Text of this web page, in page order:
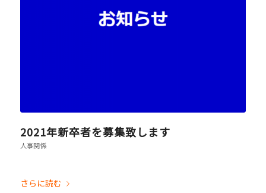
2021年新卒者を募集致します
人事関係
さらに読む